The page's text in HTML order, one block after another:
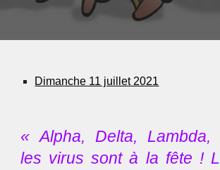
Dimanche 11 juillet 2021
« Alpha, Delta, Lambda,
les virus sont à la fête !